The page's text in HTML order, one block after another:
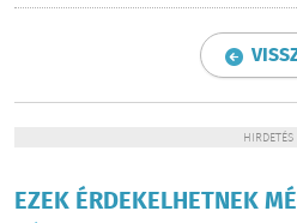
HIRDETÉS
EZEK ÉRDEKELHETNEK